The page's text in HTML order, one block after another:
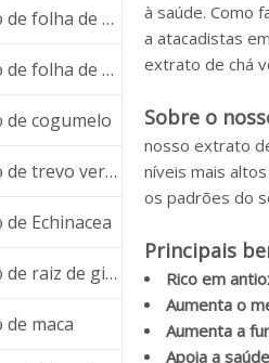
Fabricante de extrato de folha de Banaba
Fabricante de extrato de folha de manga
de cogumelo
Fabricante de extrato de trevo vermelho
Echinacea
Fabricante de extrato de raiz de ginseng
maca
à saúde. Como
a atacadistas
extrato de chá
Sobre o
nosso extrato
níveis mais
os padrões do
Principais
Rico em
Aumenta o
Aumenta a
Apoia a